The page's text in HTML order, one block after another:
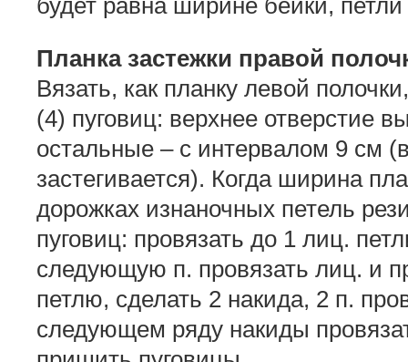
будет равна ширине бейки, петли
Планка застежки правой
Вязать, как планку левой
(4) пуговиц: верхнее отверстие
остальные – с интервалом 9 см
застегивается). Когда ширина
дорожках изнаночных петель
пуговиц: провязать до 1 лиц.
следующую п. провязать лиц. и
петлю, сделать 2 накида, 2 п.
следующем ряду накиды